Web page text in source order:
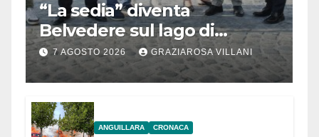
“La sedia” diventa
Belvedere sul lago di
Bracciano: ieri
l’inaugurazione
7 AGOSTO 2026 GRAZIAROSA VILLANI
ANGUILLARA CRONACA